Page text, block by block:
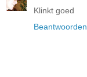
Klinkt goed
Beantwoorden